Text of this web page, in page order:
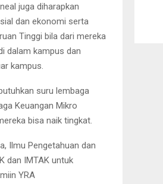
juga diharapkan
dan ekonomi serta
Tinggi bila dari mereka
dalam kampus dan
kampus.
suru lembaga
Keuangan Mikro
bisa naik tingkat.
Ilmu Pengetahuan dan
dan IMTAK untuk
YRA